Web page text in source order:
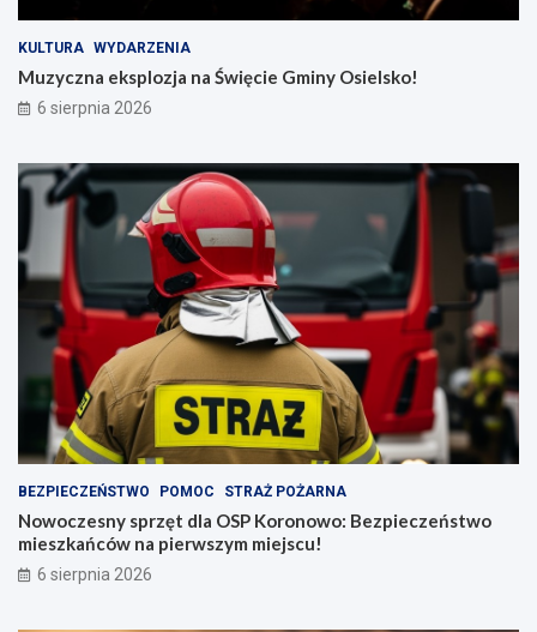
KULTURA WYDARZENIA
Muzyczna eksplozja na Święcie Gminy Osielsko!
6 sierpnia 2026
BEZPIECZEŃSTWO POMOC STRAŻ POŻARNA
Nowoczesny sprzęt dla OSP Koronowo: Bezpieczeństwo
mieszkańców na pierwszym miejscu!
6 sierpnia 2026